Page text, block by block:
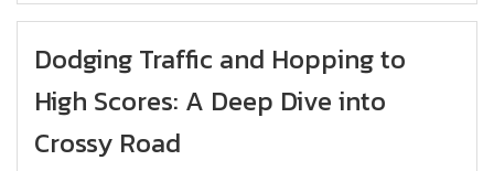
Dodging Traffic and Hopping to
High Scores: A Deep Dive into
Crossy Road